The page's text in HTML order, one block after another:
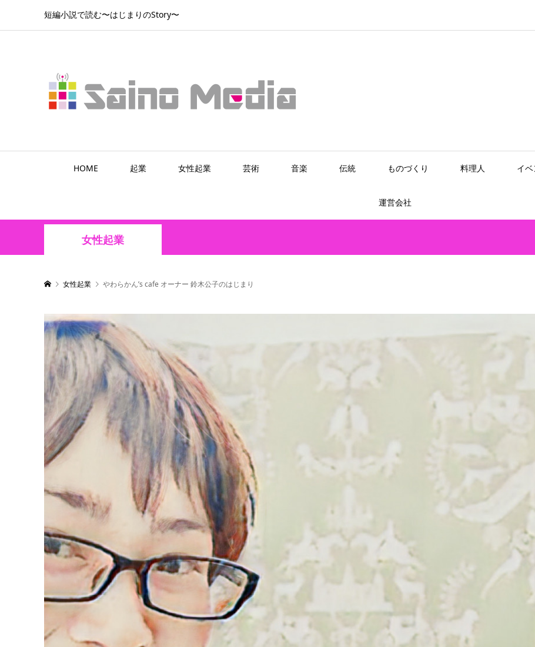
短編小説で読む〜はじまりのStory〜
HOME 起業 女性起業 芸術 音楽 伝統 ものづくり 料理人 イベ
運営会社
女性起業
女性起業 やわらかん’s cafe オーナー 鈴木公子のはじまり